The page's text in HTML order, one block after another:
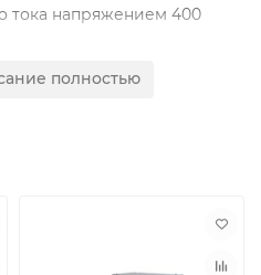
тока напряжением 400
разработчика
полностью